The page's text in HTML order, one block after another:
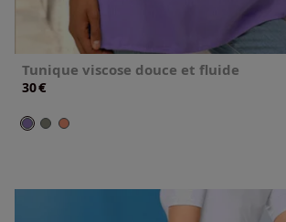
Tunique viscose douce et fluide
30€